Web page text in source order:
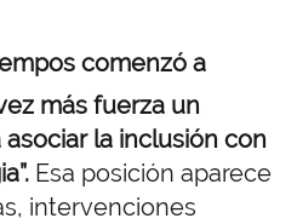
comenzó a
más fuerza un
la inclusión con
Esa posición aparece
intervenciones